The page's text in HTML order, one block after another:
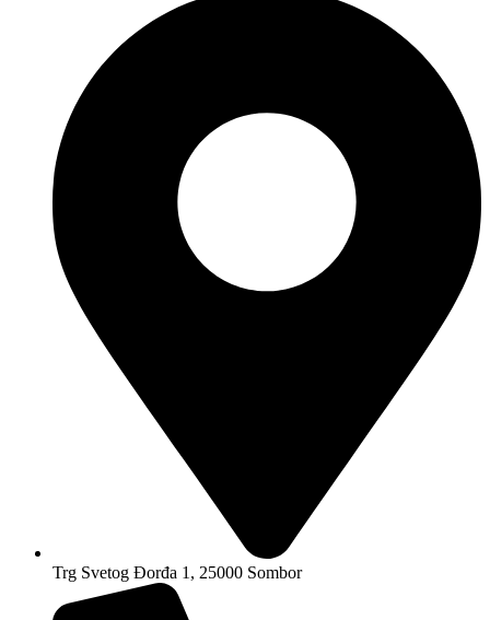
Trg Svetog Đorđa 1, 25000 Sombor